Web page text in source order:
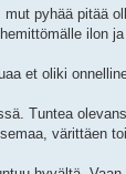
pyhää pitää
ilon
et oliki
Tuntea
värittäen